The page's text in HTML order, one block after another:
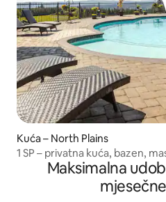
Kuća – North Plains
1 SP – privatna kuća, bazen,
Maksimalna